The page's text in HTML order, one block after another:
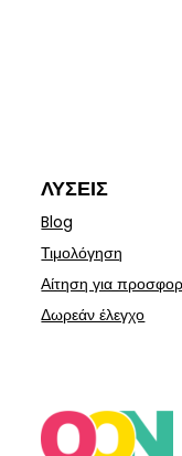
ΛΎΣΕΙΣ
Blog
Τιμολόγηση
Αίτηση για
Δωρεάν έλεγχο